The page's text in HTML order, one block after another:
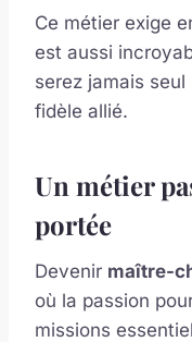
Ce métier exige
est aussi
serez jamais
fidèle allié.
Un métier
portée
Devenir maître-
où la passion
missions